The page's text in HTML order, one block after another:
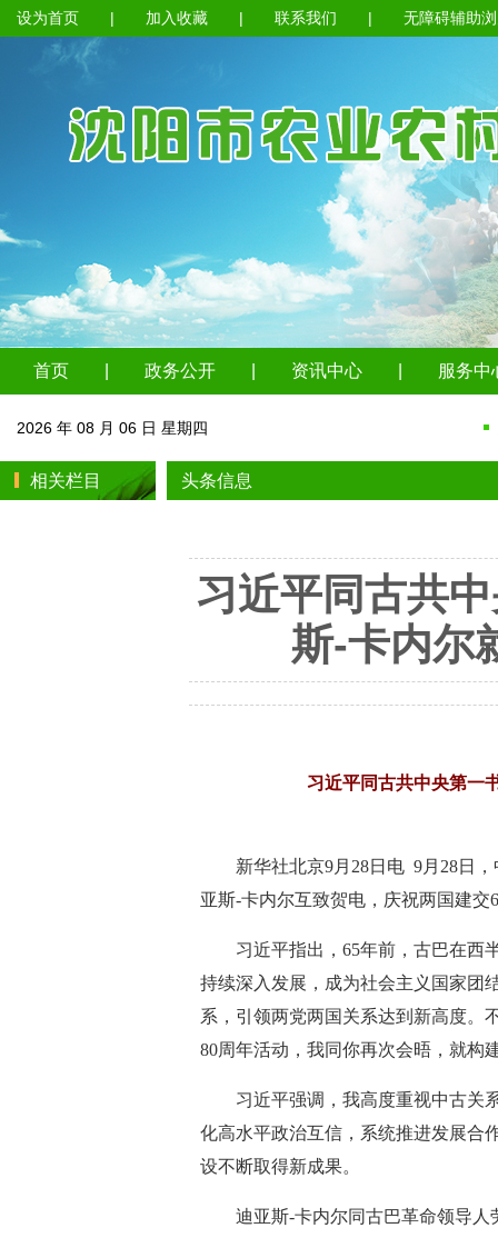
设为首页 | 加入收藏 | 联系我们 | 无障碍辅助
首页 政务公开 资讯中心 服务中
2026 年 08 月 06 日 星期四
相关栏目 头条信息
习近平同古共
斯-卡内尔
习近平同古共中央第一
新华社北京9月28日电 9月28日
亚斯-卡内尔互致贺电，庆祝两国建交
习近平指出，65年前，古巴在西
持续深入发展，成为社会主义国家团
系，引领两党两国关系达到新高度。
80周年活动，我同你再次会晤，就构
习近平强调，我高度重视中古关
化高水平政治互信，系统推进发展合
设不断取得新成果。
迪亚斯-卡内尔同古巴革命领导